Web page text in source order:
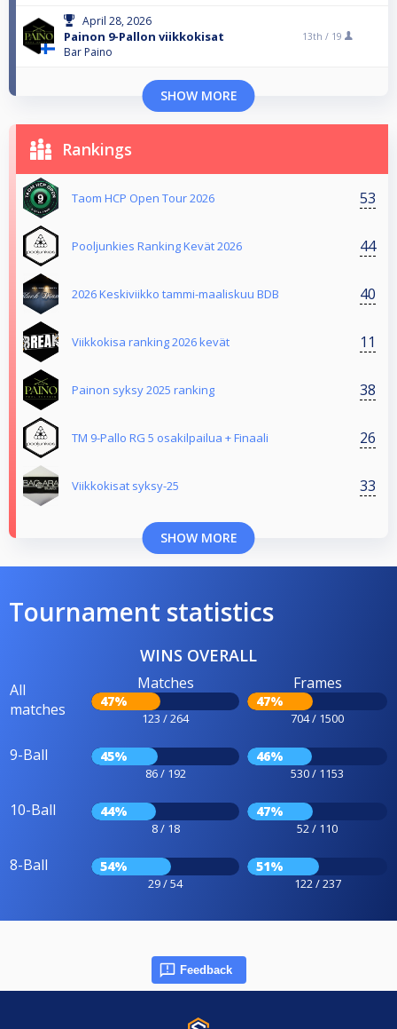
April 28, 2026
Painon 9-Pallon viikkokisat
Bar Paino
13th / 19
SHOW MORE
Rankings
Taom HCP Open Tour 2026 53
Pooljunkies Ranking Kevät 2026 44
2026 Keskiviikko tammi-maaliskuu BDB 40
Viikkokisa ranking 2026 kevät 11
Painon syksy 2025 ranking 38
TM 9-Pallo RG 5 osakilpailua + Finaali 26
Viikkokisat syksy-25 33
SHOW MORE
Tournament statistics
WINS OVERALL
All
matches
Matches
47%
123 / 264
Frames
47%
704 / 1500
9-Ball 45%
86 / 192
46%
530 / 1153
10-Ball 44%
8 / 18
47%
52 / 110
8-Ball 54%
29 / 54
51%
122 / 237
Feedback